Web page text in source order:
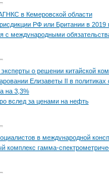
в Кемеровской области
РФ или Британии в
с международными
о решении китайской
Елизаветы II в
на 3,3%
вслед за ценами на нефть
в международной
гамма-